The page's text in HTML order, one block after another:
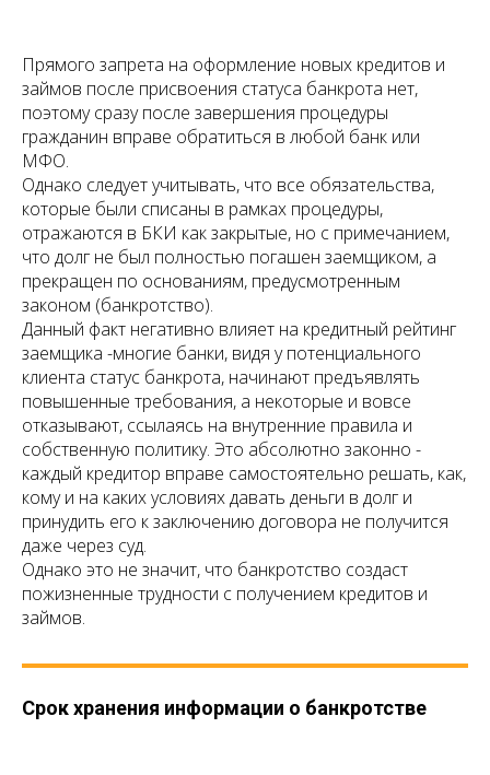
Прямого запрета на оформление новых кредитов и
займов после присвоения статуса банкрота нет,
поэтому сразу после завершения процедуры
гражданин вправе обратиться в любой банк или
МФО.
Однако следует учитывать, что все обязательства,
которые были списаны в рамках процедуры,
отражаются в БКИ как закрытые, но с примечанием,
что долг не был полностью погашен заемщиком, а
прекращен по основаниям, предусмотренным
законом (банкротство).
Данный факт негативно влияет на кредитный рейтинг
заемщика -многие банки, видя у потенциального
клиента статус банкрота, начинают предъявлять
повышенные требования, а некоторые и вовсе
отказывают, ссылаясь на внутренние правила и
собственную политику. Это абсолютно законно -
каждый кредитор вправе самостоятельно решать, как,
кому и на каких условиях давать деньги в долг и
принудить его к заключению договора не получится
даже через суд.
Однако это не значит, что банкротство создаст
пожизненные трудности с получением кредитов и
займов.
Срок хранения информации о банкротстве